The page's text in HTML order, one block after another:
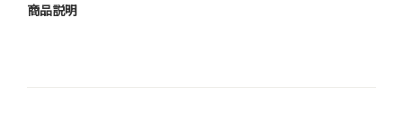
商品説明